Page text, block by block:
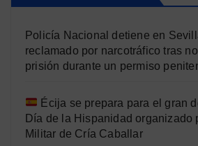
Policía Nacional detiene en
reclamado por narcotráfico tras
prisión durante un permiso
Écija se prepara para el gran
Día de la Hispanidad organizado
Militar de Cría Caballar